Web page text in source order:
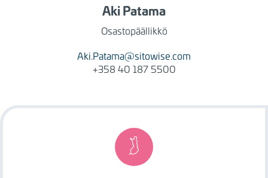
AkiPatama
Osastopäällikkö
Aki.Patama@sitowise.com
+358 40 187 5500
Image